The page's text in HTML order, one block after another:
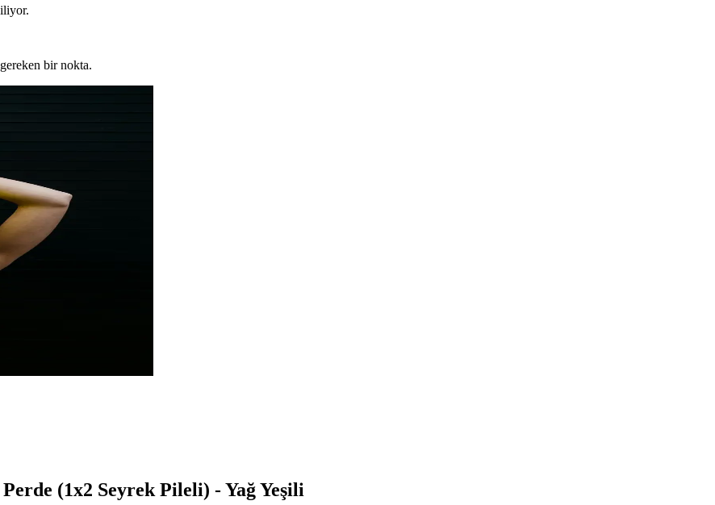
bir nokta.
(1x2 Seyrek Pileli) - Yağ Yeşili